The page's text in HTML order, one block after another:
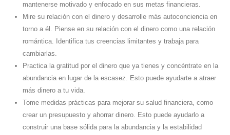
mantenerse motivado y enfocado en sus metas financieras.
Mire su relación con el dinero y desarrolle más autoconciencia en
torno a él. Piense en su relación con el dinero como una relación
romántica. Identifica tus creencias limitantes y trabaja para
cambiarlas.
Practica la gratitud por el dinero que ya tienes y concéntrate en la
abundancia en lugar de la escasez. Esto puede ayudarte a atraer
más dinero a tu vida.
Tome medidas prácticas para mejorar su salud financiera, como
crear un presupuesto y ahorrar dinero. Esto puede ayudarlo a
construir una base sólida para la abundancia y la estabilidad